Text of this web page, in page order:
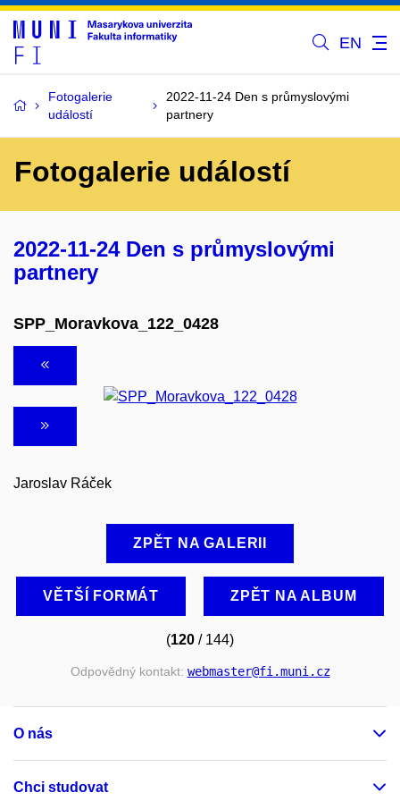
EN
Fotogalerie
událostí
2022-11-24 Den s průmyslovými
partnery
Fotogalerie událostí
2022-11-24 Den s průmyslovými
partnery
SPP_Moravkova_122_0428
Jaroslav Ráček
ZPĚT NA GALERII
VĚTŠÍ FORMÁT ZPĚT NA ALBUM
(120 / 144)
Odpovědný kontakt: webmaster@fi .muni .cz
O nás
Chci studovat